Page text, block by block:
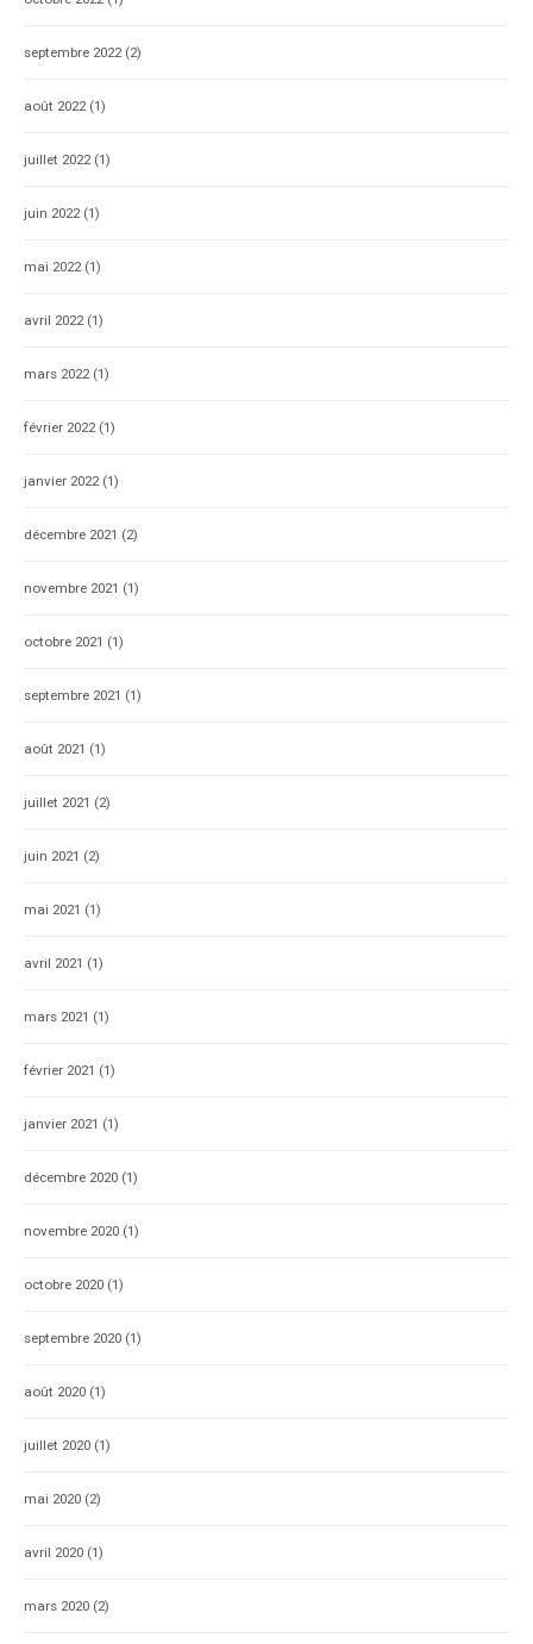
septembre 2022(2)
août 2022(1)
juillet 2022(1)
juin 2022(1)
mai 2022(1)
avril 2022(1)
mars 2022(1)
février 2022(1)
janvier 2022(1)
décembre 2021 (2)
novembre 2021 (1)
octobre 2021 (1)
septembre 2021 (1)
août 2021 (1)
juillet 2021 (2)
juin 2021 (2)
mai 2021 (1)
avril 2021 (1)
mars 2021 (1)
février 2021 (1)
janvier 2021 (1)
décembre 2020 (1)
novembre 2020 (1)
octobre 2020 (1)
septembre 2020 (1)
août 2020 (1)
juillet 2020 (1)
mai 2020 (2)
avril 2020 (1)
mars 2020 (2)